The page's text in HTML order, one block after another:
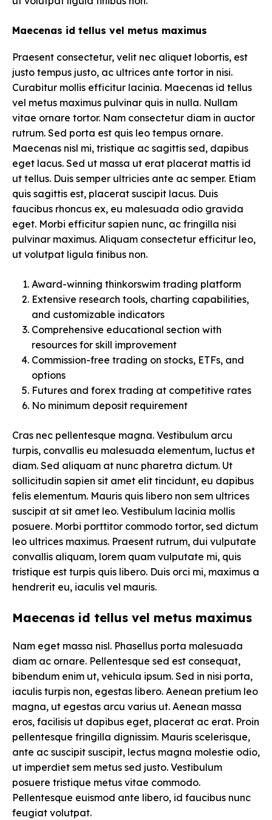
Maecenas id tellus vel metus maximus
Praesent consectetur, velit nec aliquet lobortis, est
justo tempus justo, ac ultrices ante tortor in nisi.
Curabitur mollis efficitur lacinia. Maecenas id tellus
vel metus maximus pulvinar quis in nulla. Nullam
vitae ornare tortor. Nam consectetur diam in auctor
rutrum. Sed porta est quis leo tempus ornare.
Maecenas nisl mi, tristique ac sagittis sed, dapibus
eget lacus. Sed ut massa ut erat placerat mattis id
ut tellus. Duis semper ultricies ante ac semper. Etiam
quis sagittis est, placerat suscipit lacus. Duis
faucibus rhoncus ex, eu malesuada odio gravida
eget. Morbi efficitur sapien nunc, ac fringilla nisi
pulvinar maximus. Aliquam consectetur efficitur leo,
ut volutpat ligula finibus non.
Award-winning thinkorswim trading platform
Extensive research tools, charting capabilities,
and customizable indicators
Comprehensive educational section with
resources for skill improvement
Commission-free trading on stocks, ETFs, and
options
Futures and forex trading at competitive rates
No minimum deposit requirement
Cras nec pellentesque magna. Vestibulum arcu
turpis, convallis eu malesuada elementum, luctus et
diam. Sed aliquam at nunc pharetra dictum. Ut
sollicitudin sapien sit amet elit tincidunt, eu dapibus
felis elementum. Mauris quis libero non sem ultrices
suscipit at sit amet leo. Vestibulum lacinia mollis
posuere. Morbi porttitor commodo tortor, sed dictum
leo ultrices maximus. Praesent rutrum, dui vulputate
convallis aliquam, lorem quam vulputate mi, quis
tristique est turpis quis libero. Duis orci mi, maximus a
hendrerit eu, iaculis vel mauris.
Maecenas id tellus vel metus maximus
Nam eget massa nisl. Phasellus porta malesuada
diam ac ornare. Pellentesque sed est consequat,
bibendum enim ut, vehicula ipsum. Sed in nisi porta,
iaculis turpis non, egestas libero. Aenean pretium leo
magna, ut egestas arcu varius ut. Aenean massa
eros, facilisis ut dapibus eget, placerat ac erat. Proin
pellentesque fringilla dignissim. Mauris scelerisque,
ante ac suscipit suscipit, lectus magna molestie odio,
ut imperdiet sem metus sed justo. Vestibulum
posuere tristique metus vitae commodo.
Pellentesque euismod ante libero, id faucibus nunc
feugiat volutpat.